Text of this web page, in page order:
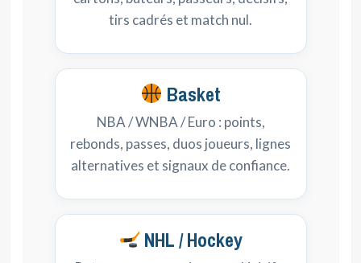
tirs cadrés et match nul.
Basket
NBA / WNBA / Euro : points,
rebonds, passes, duos joueurs, lignes
alternatives et signaux de confiance.
NHL / Hockey